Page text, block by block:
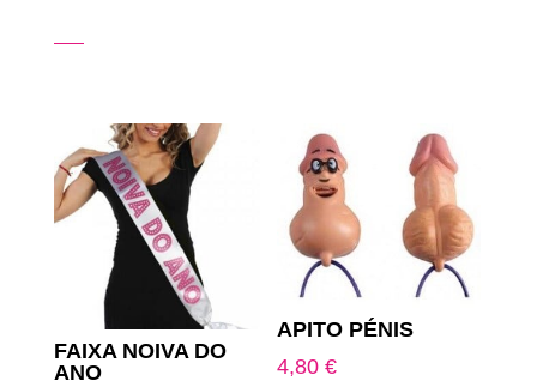
FAIXA NOIVA DO
ANO
APITO PÉNIS
4,80€